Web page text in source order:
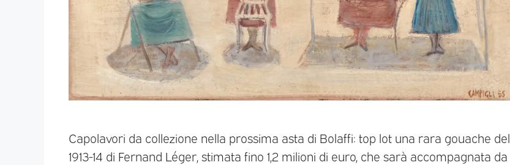
Capolavori da collezione nella prossima asta di Bolaffi: top lot una rara gouache del
1913-14 di Fernand Léger, stimata fino 1,2 milioni di euro, che sarà accompagnata da